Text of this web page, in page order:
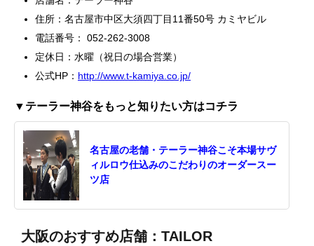
住所：名古屋市中区大須四丁目11番50号 カミヤビル
電話番号： 052-262-3008
定休日：水曜（祝日の場合営業）
公式HP： http://www.t-kamiya.co.jp/
▼テーラー神谷をもっと知りたい方はコチラ
名古屋の老舗・テーラー神谷こそ本場サヴ
ィルロウ仕込みのこだわりのオーダースー
ツ店
大阪のおすすめ店舗：TAILOR